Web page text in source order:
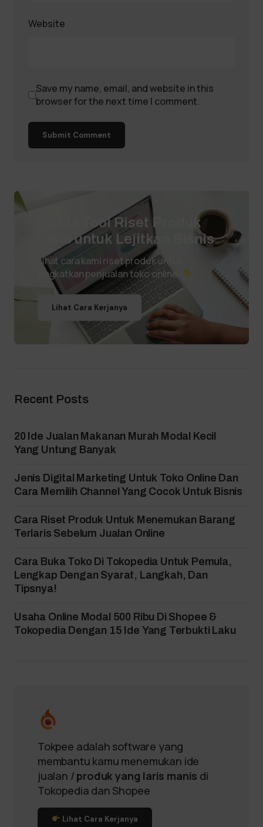
Website
Save my name, email, and website in this
browser for the next time I comment.
Submit Comment
Ini Dia Tool Riset Produk
Laris untuk Lejitkan Bisnis
Lihat cara kami riset produk untuk
tingkatkan penjualan toko online.
Lihat Cara Kerjanya
Recent Posts
20 Ide Jualan Makanan Murah Modal Kecil
Yang Untung Banyak
Jenis Digital Marketing Untuk Toko Online Dan
Cara Memilih Channel Yang Cocok Untuk Bisnis
Cara Riset Produk Untuk Menemukan Barang
Terlaris Sebelum Jualan Online
Cara Buka Toko Di Tokopedia Untuk Pemula,
Lengkap Dengan Syarat, Langkah, Dan
Tipsnya!
Usaha Online Modal 500 Ribu Di Shopee &
Tokopedia Dengan 15 Ide Yang Terbukti Laku
Tokpee adalah software yang
membantu kamu menemukan ide
jualan / produk yang laris manis di
Tokopedia dan Shopee
Lihat Cara Kerjanya